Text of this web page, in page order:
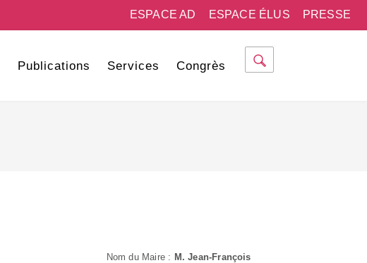
PRESSE
ESPACE ÉLUS
ESPACE AD
Publications Services Congrès
Nom du Maire : M. Jean-François